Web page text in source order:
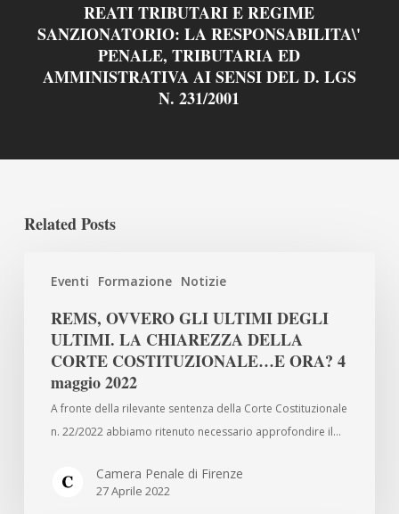
REATI TRIBUTARI E REGIME
SANZIONATORIO: LA RESPONSABILITA\'
PENALE, TRIBUTARIA ED
AMMINISTRATIVA AI SENSI DEL D. LGS
N. 231/2001
Related Posts
Eventi Formazione Notizie
OVVERO
ULTIMI
DEGLI
ULTIMI.
CHIAREZZA
COSTITUZIONALE…
REMS, OVVERO GLI ULTIMI DEGLI
ULTIMI. LA CHIAREZZA DELLA
CORTE COSTITUZIONALE…E ORA? 4
maggio 2022
A fronte della rilevante sentenza della Corte Costituzionale
n. 22/2022 abbiamo ritenuto necessario approfondire il…
Camera Penale di Firenze
27 Aprile 2022